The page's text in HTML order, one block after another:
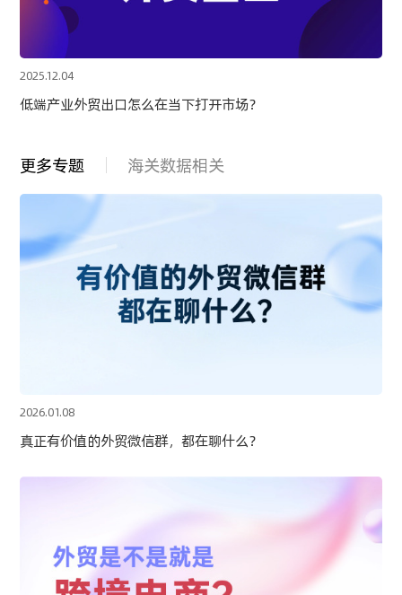
2025.12.04
低端产业外贸出口怎么在当下打开市场？
更多专题 海关数据相关
2026.01.08
真正有价值的外贸微信群，都在聊什么？